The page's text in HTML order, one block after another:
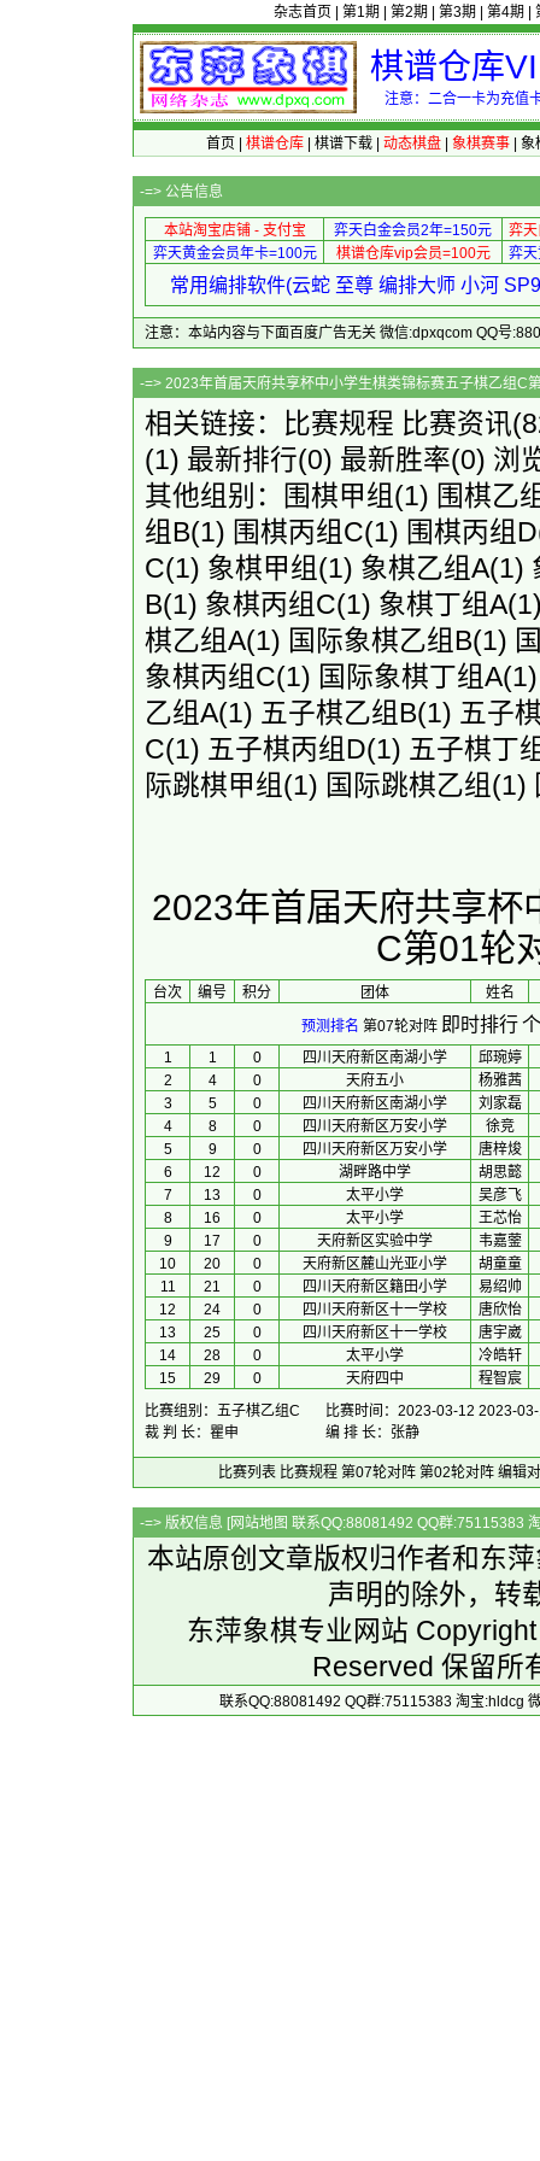
杂志首页 第1期 第2期 第3期 第4期
棋谱仓库
注意：二合一卡为充值
首页 棋谱仓库| 棋谱下载| 动态棋盘| 象棋赛事| 象
-=> 公告信息
本站淘宝店铺 - 支付宝 弈天白金会员2年=150元
弈
弈天黄金会员年卡=100元
棋谱仓库vip会员=100元 弈
常用编排软件(云蛇 至尊 编排大师 小河
注意：本站内容与下面百度广告无关 微信:dpxqcom QQ号
-=> 2023年首届天府共享杯中小学生棋类锦标
相关链接： 比赛规程 比赛资讯
(1) 最新排行(0) 最新胜率(0) 浏
其他组别：
围棋甲组(1) 围棋乙
组B(1) 围棋丙组C(1) 围棋丙组D
C(1) 象棋甲组(1) 象棋乙组A(1)
B(1) 象棋丙组C(1) 象棋丁组A
棋乙组A(1) 国际象棋乙组B(1)
象棋丙组C(1) 国际象棋丁组A
乙组A(1) 五子棋乙组B(1) 五子
C(1) 五子棋丙组D(1) 五子棋丁
际跳棋甲组(1) 国际跳棋乙组(1)
2023年首届天府共享杯
C第01轮
台次 编号 积分 团体 姓名
预测排名 第07轮对阵 即时排行
1 1 0 四川天府新区南湖小学
邱琬婷
2
4 0 天府五小
杨雅茜
3
5 0 四川天府新区南湖小学
刘家磊
4
8 0 四川天府新区万安小学
徐竞
5
9 0 四川天府新区万安小学
唐梓焌
6
12 0 湖畔路中学
胡思懿
7
13 0 太平小学
吴彦飞
8
16 0 太平小学
王芯怡
9
17 0 天府新区实验中学
韦嘉蓥
10
20 0 天府新区麓山光亚小学
胡童童
11
21 0 四川天府新区籍田小学
易绍帅
12
24 0 四川天府新区十一学校
唐欣怡
13
25 0 四川天府新区十一学校
唐宇崴
14
28 0 太平小学
冷皓轩
15
29 0 天府四中
程智宸
比赛组别：五子棋乙组C
比赛时间：2023-03-12 2023-
裁 判 长：瞿申
编 排 长：张静
比赛列表 比赛规程 第07轮对阵 第02轮对阵 编辑
-=> 版权信息 [网站地图 联系QQ:88081492 QQ群:75115383
本站原创文章版权归作者和东
声明的除外，转
东萍象棋专业网站
Reserved 保留所
联系QQ:88081492 QQ群:75115383 淘宝:hldcg